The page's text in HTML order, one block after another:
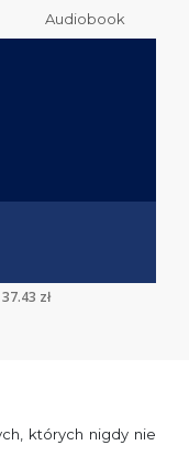
Audiobook
37.43 zł
których nigdy nie